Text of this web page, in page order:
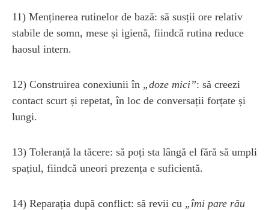
11) Menținerea rutinelor de bază: să susții ore relativ
stabile de somn, mese și igienă, fiindcă rutina reduce
haosul intern.
12) Construirea conexiunii în „doze mici”: să creezi
contact scurt și repetat, în loc de conversații forțate și
lungi.
13) Toleranță la tăcere: să poți sta lângă el fără să umpli
spațiul, fiindcă uneori prezența e suficientă.
14) Reparația după conflict: să revii cu „îmi pare rău